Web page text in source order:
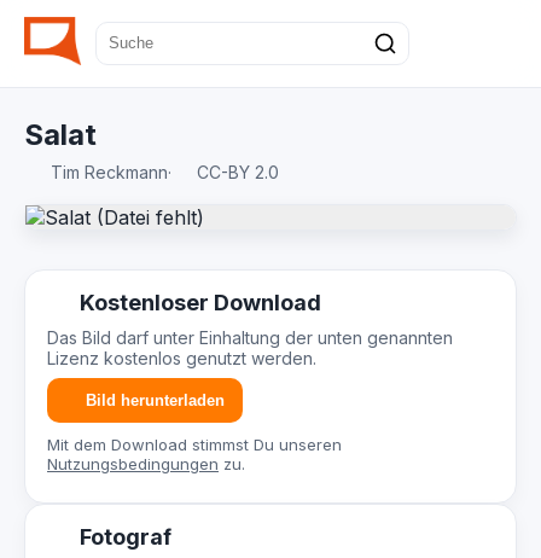
Salat
Tim Reckmann· CC-BY 2.0
Kostenloser Download
Das Bild darf unter Einhaltung der unten genannten
Lizenz kostenlos genutzt werden.
Bild herunterladen
Mit dem Download stimmst Du unseren
Nutzungsbedingungen zu.
Fotograf